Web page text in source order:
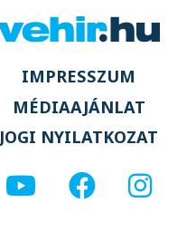
IMPRESSZUM
MÉDIAAJÁNLAT
JOGI NYILATKOZAT